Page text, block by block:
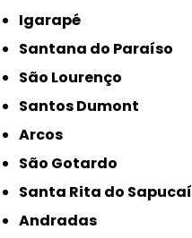
Igarapé
Santana do Paraíso
São Lourenço
Santos Dumont
Arcos
São Gotardo
Santa Rita do Sapucaí
Andradas